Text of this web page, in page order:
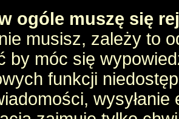
ogóle muszę się
musisz, zależy to
by móc się
funkcji